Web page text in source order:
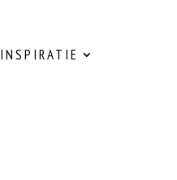
INSPIRATIE